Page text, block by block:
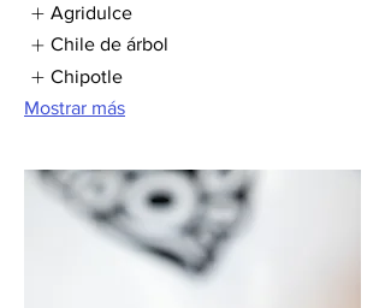
Agridulce
Chile de árbol
Chipotle
Mostrar más